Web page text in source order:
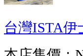
台灣ISTA伊